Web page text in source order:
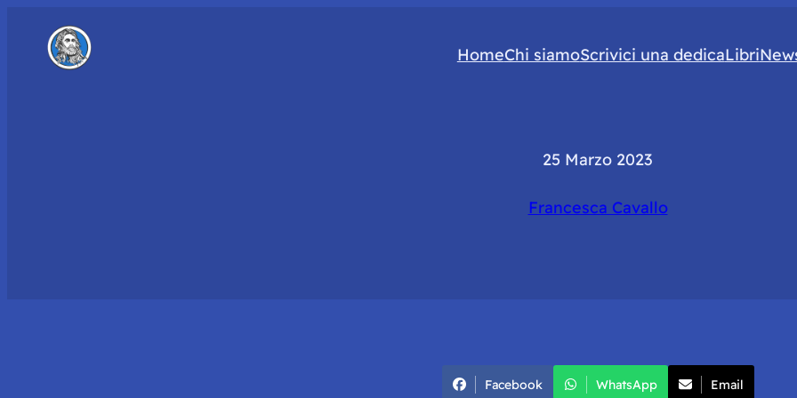
HomeChi siamoScrivici una dedicaLibri
25 Marzo 2023
Francesca Cavallo
Facebook WhatsApp Email